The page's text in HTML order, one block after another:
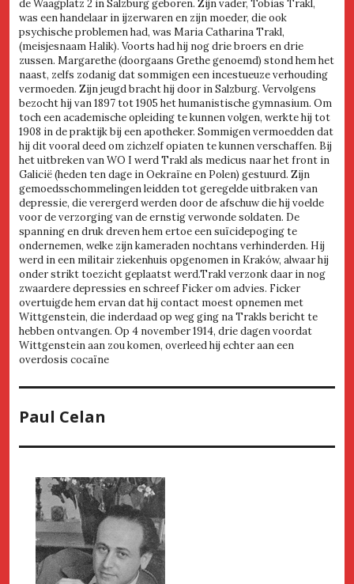
de Waagplatz 2 in Salzburg geboren. Zijn vader, Tobias Trakl,
was een handelaar in ijzerwaren en zijn moeder, die ook
psychische problemen had, was Maria Catharina Trakl,
(meisjesnaam Halik). Voorts had hij nog drie broers en drie
zussen. Margarethe (doorgaans Grethe genoemd) stond hem het
naast, zelfs zodanig dat sommigen een incestueuze verhouding
vermoeden. Zijn jeugd bracht hij door in Salzburg. Vervolgens
bezocht hij van 1897 tot 1905 het humanistische gymnasium. Om
toch een academische opleiding te kunnen volgen, werkte hij tot
1908 in de praktijk bij een apotheker. Sommigen vermoedden dat
hij dit vooral deed om zichzelf opiaten te kunnen verschaffen. Bij
het uitbreken van WO I werd Trakl als medicus naar het front in
Galicië (heden ten dage in Oekraïne en Polen) gestuurd. Zijn
gemoedsschommelingen leidden tot geregelde uitbraken van
depressie, die verergerd werden door de afschuw die hij voelde
voor de verzorging van de ernstig verwonde soldaten. De
spanning en druk dreven hem ertoe een suïcidepoging te
ondernemen, welke zijn kameraden nochtans verhinderden. Hij
werd in een militair ziekenhuis opgenomen in Kraków, alwaar hij
onder strikt toezicht geplaatst werd.Trakl verzonk daar in nog
zwaardere depressies en schreef Ficker om advies. Ficker
overtuigde hem ervan dat hij contact moest opnemen met
Wittgenstein, die inderdaad op weg ging na Trakls bericht te
hebben ontvangen. Op 4 november 1914, drie dagen voordat
Wittgenstein aan zou komen, overleed hij echter aan een
overdosis cocaïne
Paul Celan